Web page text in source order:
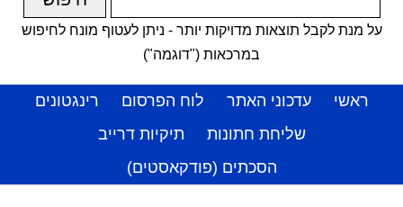
על מנת לקבל תוצאות מדויקות יותר - ניתן לעטוף מונח לחיפוש
במרכאות ("דוגמה")
ראשי עדכוני האתר לוח הפרסום
רינגטונים
שליחת חתונות
תיקיות דרייב
הסכתים (פודקאסטים)